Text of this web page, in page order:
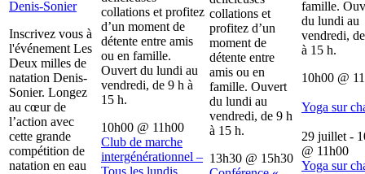
Denis-Sonier
Inscrivez vous à
l'événement Les
Deux milles de
natation Denis-
Sonier. Longez
au cœur de
l’action avec
cette grande
compétition de
natation en eau
collations et profitez
d’un moment de
détente entre amis
ou en famille.
Ouvert du lundi au
vendredi, de 9 h à
15 h.
10h00 @ 11h00
Club de marche
intergénérationnel –
collations et
profitez d’un
moment de
détente entre
amis ou en
famille. Ouvert
du lundi au
vendredi, de 9 h
à 15 h.
13h30 @ 15h30
famille.
du lundi au
vendredi,
à 15 h.
10h00 @
Yoga sur
29 juillet -
@ 11h00
Yoga sur